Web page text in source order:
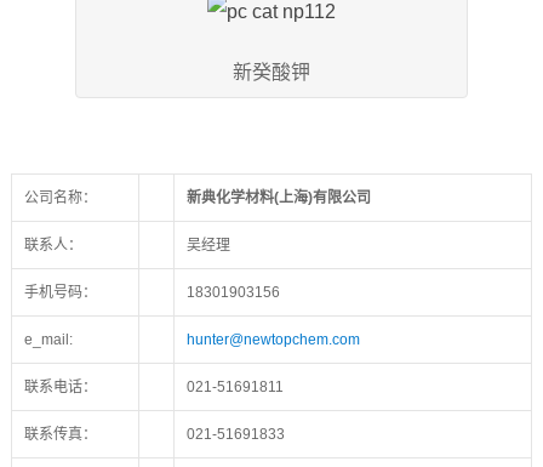
新癸酸钾
公司名称： 新典化学材料(上海)有限公司
联系人： 吴经理
手机号码： 18301903156
e_mail: hunter@newtopchem.com
联系电话： 021-51691811
联系传真： 021-51691833